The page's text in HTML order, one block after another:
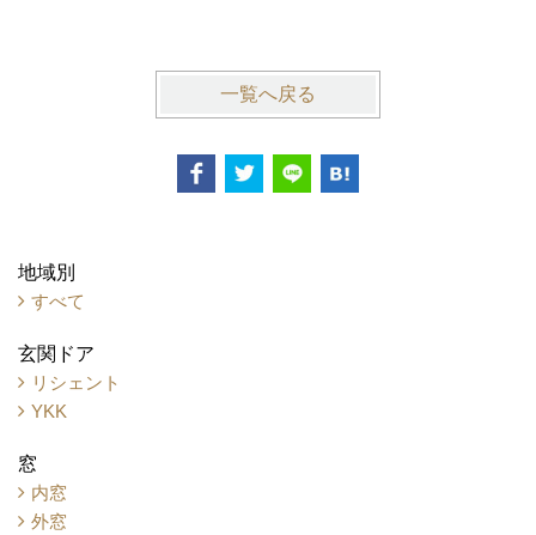
一覧へ戻る
地域別
すべて
玄関ドア
リシェント
YKK
窓
内窓
外窓